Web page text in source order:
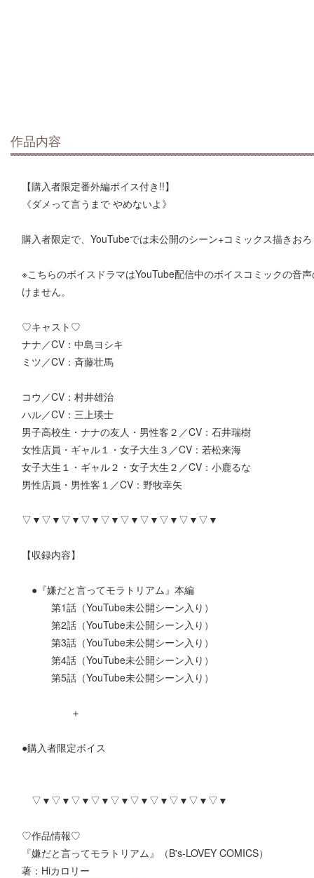
作品内容
【購入者限定番外編ボイス付き!!】
《ダメって言うまで やめないよ》
購入者限定で、YouTubeでは未公開のシーン+コミックス描きお
※こちらのボイスドラマはYouTube配信中のボイスコミックの音
けません。
♡キャスト♡
ナナ／CV：中島ヨシキ
ミツ／CV：斉藤壮馬
コウ／CV：村井雄治
ハル／CV：三上瑛士
男子高校生・ナナの友人・男性客２／CV：石井瑞樹
女性店員・ギャル１・女子大生３／CV：若松来海
女子大生１・ギャル２・女子大生２／CV：小鹿るな
男性店員・男性客１／CV：野牧幸矢
▽▼▽▼▽▼▽▼▽▼▽▼▽▼▽▼▽▼▽▼
【収録内容】
●『嫌だと言ってモラトリアム』本編
第1話（YouTube未公開シーン入り）
第2話（YouTube未公開シーン入り）
第3話（YouTube未公開シーン入り）
第4話（YouTube未公開シーン入り）
第5話（YouTube未公開シーン入り）
＋
●購入者限定ボイス
▽▼▽▼▽▼▽▼▽▼▽▼▽▼▽▼▽▼▽▼
♡作品情報♡
『嫌だと言ってモラトリアム』（B's-LOVEY COMICS）
著：Hiカロリー